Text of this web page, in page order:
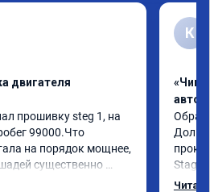
двигателя
прошивку steg 1, на
99000.Что
на порядок мощнее,
существенно
крутящего
К
«Чип
Долго
Stage
с